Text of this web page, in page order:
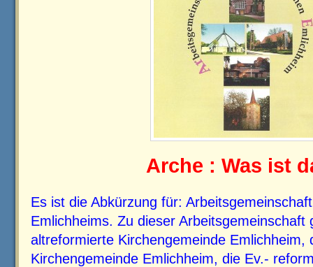
Arche : Was ist
Es ist die Abkürzung für:
Emlichheims. Zu dieser Arbeitsgemeinschaft
altreformierte Kirchengemeinde Emlichheim,
Kirchengemeinde Emlichheim, die Ev.-